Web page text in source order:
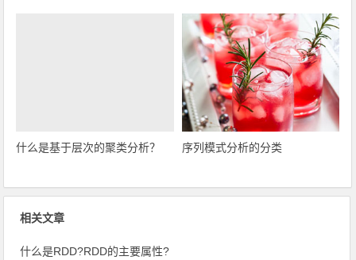
什么是基于层次的聚类分析？ 序列模式分析的分类
相关文章
什么是RDD?RDD的主要属性?